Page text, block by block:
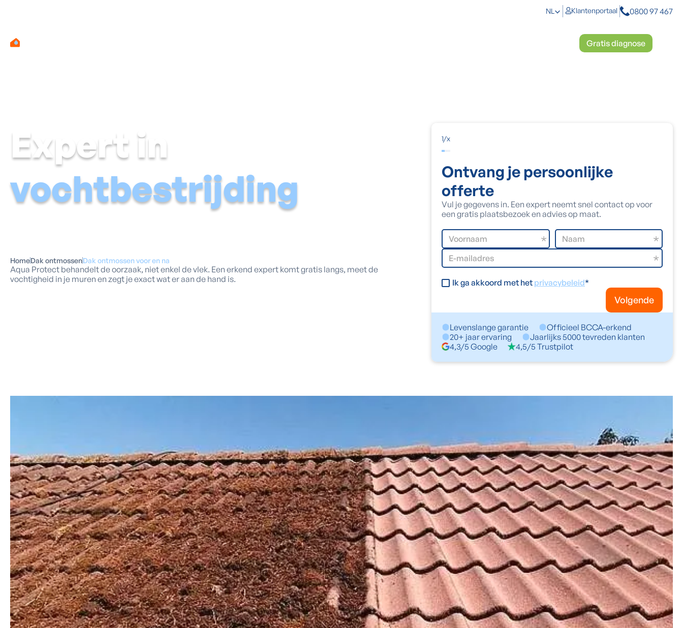
NL Klantenportaal 0800 97 467
Gratis diagnose
Expert in
vochtbestrijding
1/x
Ontvang je persoonlijke
offerte
Vul je gegevens in. Een expert neemt snel contact op voor
een gratis plaatsbezoek en advies op maat.
Ik ga akkoord met het privacybeleid*
Volgende
Levenslange garantie
Officieel BCCA-erkend
20+ jaar ervaring
Jaarlijks 5000 tevreden klanten
4,3/5 Google
4,5/5 Trustpilot
HomeDak ontmossenDak ontmossen voor en na
Aqua Protect behandelt de oorzaak, niet enkel de vlek. Een erkend expert komt gratis langs, meet de
vochtigheid in je muren en zegt je exact wat er aan de hand is.